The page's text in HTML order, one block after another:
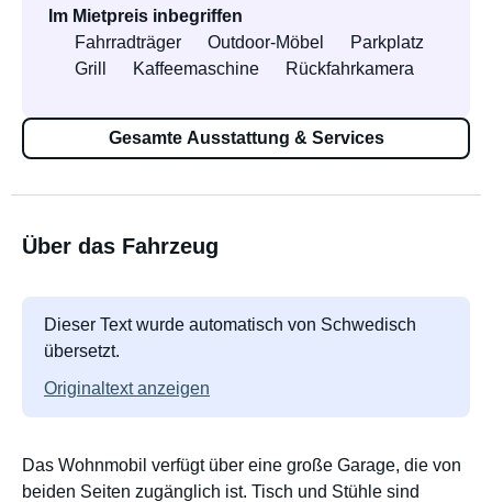
Im Mietpreis inbegriffen
Fahrradträger
Outdoor-Möbel
Parkplatz
Grill
Kaffeemaschine Rückfahrkamera
Gesamte Ausstattung & Services
Über das Fahrzeug
Dieser Text wurde automatisch von Schwedisch
übersetzt.
Originaltext anzeigen
Das Wohnmobil verfügt über eine große Garage, die von
beiden Seiten zugänglich ist. Tisch und Stühle sind